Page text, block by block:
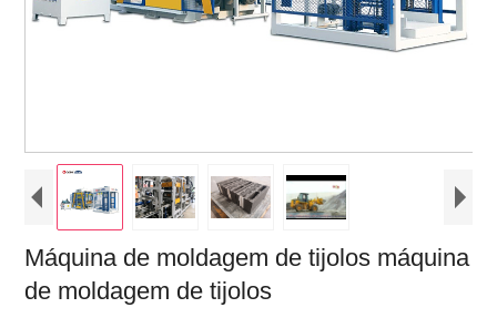
Máquina de moldagem de tijolos máquina
de moldagem de tijolos